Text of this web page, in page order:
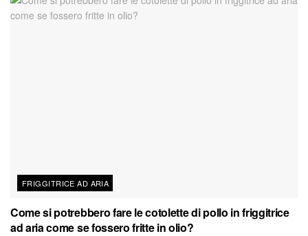
FRIGGITRICE AD ARIA
Come si potrebbero fare le cotolette di pollo in friggitrice
ad aria come se fossero fritte in olio?